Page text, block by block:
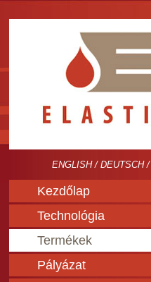
ENGLISH/ DEUTSCH/
Kezdőlap
Technológia
Termékek
Pályázat